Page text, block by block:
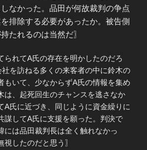
なかった。品田が何故裁判の争点
排除する必要があったか。被告側
たれるのは当然だ〗
られてA氏の存在を明かしたのだろ
を訪ねる多くの来客者の中に鈴木の
もいて、少なからずA氏の情報を集め
は、起死回生のチャンスを逃さなか
A氏に近づき、同じように資金繰りに
謀してA氏に支援を願った。判決で
には品田裁判長は全く触れなかっ
したのだと思う〗